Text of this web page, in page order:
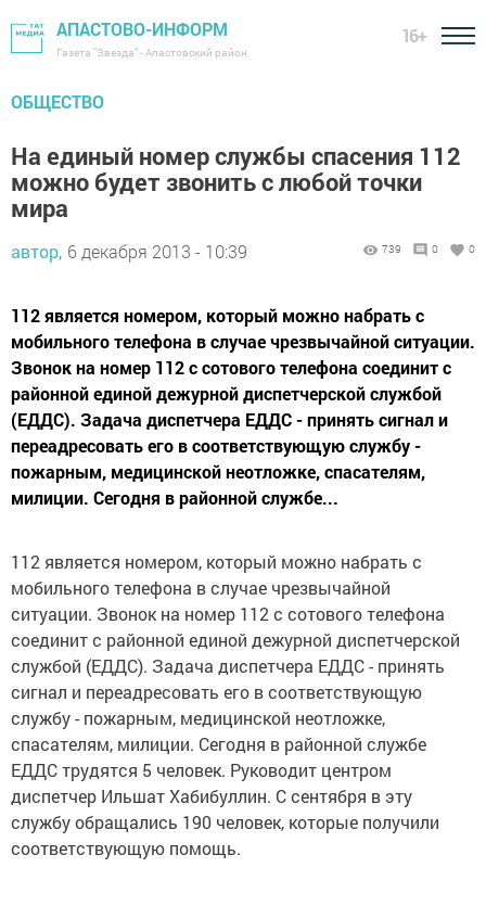
АПАСТОВО-ИНФОРМ
Газета "Звезда" - Апастовский район
16+
ОБЩЕСТВО
На единый номер службы спасения 112
можно будет звонить с любой точки
мира
автор, 6 декабря 2013 - 10:39 739 0 0
112 является номером, который можно набрать с
мобильного телефона в случае чрезвычайной ситуации.
Звонок на номер 112 с сотового телефона соединит с
районной единой дежурной диспетчерской службой
(ЕДДС). Задача диспетчера ЕДДС - принять сигнал и
переадресовать его в соответствующую службу -
пожарным, медицинской неотложке, спасателям,
милиции. Сегодня в районной службе...
112 является номером, который можно набрать с
мобильного телефона в случае чрезвычайной
ситуации. Звонок на номер 112 с сотового телефона
соединит с районной единой дежурной диспетчерской
службой (ЕДДС). Задача диспетчера ЕДДС - принять
сигнал и переадресовать его в соответствующую
службу - пожарным, медицинской неотложке,
спасателям, милиции. Сегодня в районной службе
ЕДДС трудятся 5 человек. Руководит центром
диспетчер Ильшат Хабибуллин. С сентября в эту
службу обращались 190 человек, которые получили
соответствующую помощь.